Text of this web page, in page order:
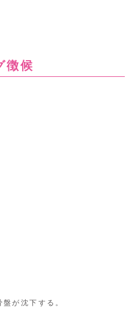
徴候
が沈下する。